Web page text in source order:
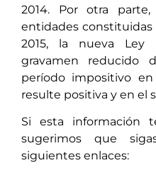
2014. Por otra
entidades constituidas
2015, la nueva
gravamen reducido
período impositivo
resulte positiva y en el
Si esta información
sugerimos que
siguientes enlaces: